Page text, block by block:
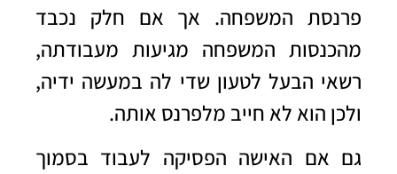
פרנסת המשפחה. אך אם חלק נכבד
מהכנסות המשפחה מגיעות מעבודתה,
רשאי הבעל לטעון שדי לה במעשה ידיה,
ולכן הוא לא חייב מלפרנס אותה.
גם אם האישה הפסיקה לעבוד בסמוך